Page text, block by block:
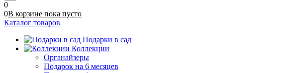
0
0В корзине пока пусто
Каталог товаров
Подарки в сад
Коллекции
Органайзеры
Подарок на 6 месяцев